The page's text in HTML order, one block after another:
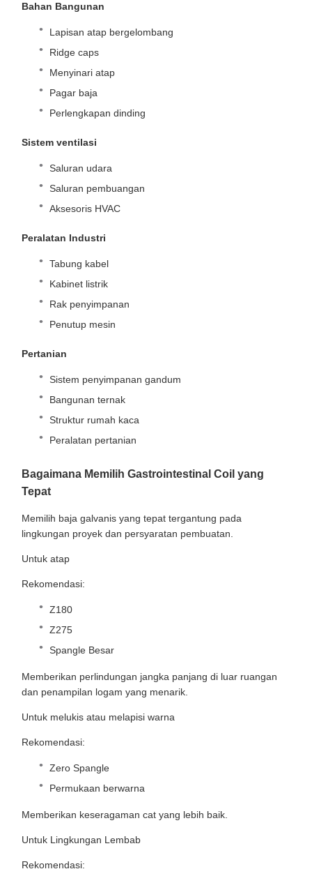
Bahan Bangunan
Lapisan atap bergelombang
Ridge caps
Menyinari atap
Pagar baja
Perlengkapan dinding
Sistem ventilasi
Saluran udara
Saluran pembuangan
Aksesoris HVAC
Peralatan Industri
Tabung kabel
Kabinet listrik
Rak penyimpanan
Penutup mesin
Pertanian
Sistem penyimpanan gandum
Bangunan ternak
Struktur rumah kaca
Peralatan pertanian
Bagaimana Memilih Gastrointestinal Coil yang
Tepat
Memilih baja galvanis yang tepat tergantung pada
lingkungan proyek dan persyaratan pembuatan.
Untuk atap
Rekomendasi:
Z180
Z275
Spangle Besar
Memberikan perlindungan jangka panjang di luar ruangan
dan penampilan logam yang menarik.
Untuk melukis atau melapisi warna
Rekomendasi:
Zero Spangle
Permukaan berwarna
Memberikan keseragaman cat yang lebih baik.
Untuk Lingkungan Lembab
Rekomendasi: